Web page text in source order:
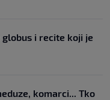
i recite koji je
komarci... Tko